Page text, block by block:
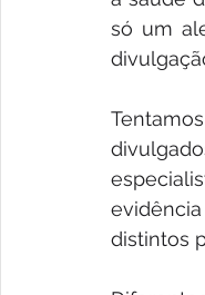
só um
distintos